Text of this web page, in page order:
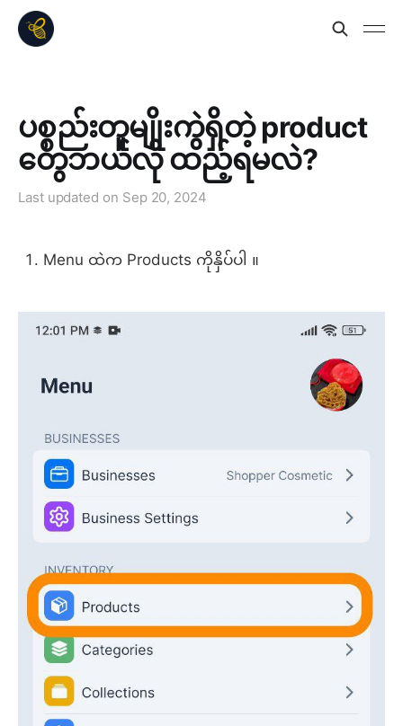
ပစ္စည်းတူမျိုးကွဲရှိတဲ့ product
တွေဘယ်လို ထည့်ရမလဲ?
Last updated on Sep 20, 2024
Menu ထဲက Products ကိုနှိပ်ပါ ။